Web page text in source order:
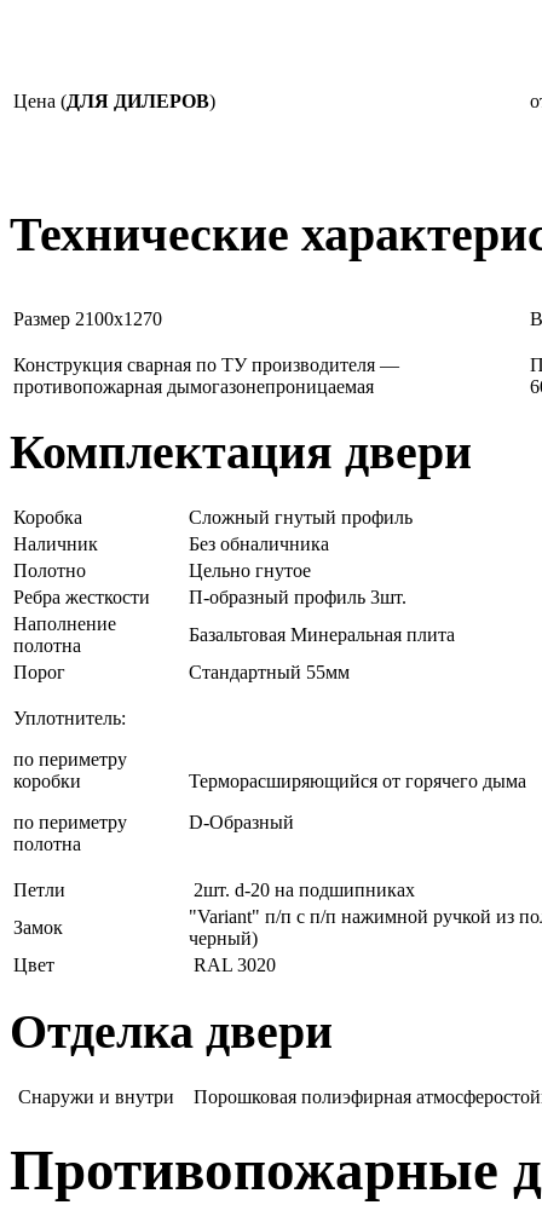
Цена (ДЛЯ ДИЛЕРОВ)
Технические
Размер 2100х1270
Конструкция сварная по ТУ производителя —
противопожарная дымогазонепроницаемая
Комплектация двери
Коробка
Сложный гнутый профиль
Наличник
Без обналичника
Полотно
Цельно гнутое
Ребра жесткости
П-образный профиль 3шт.
Наполнение
полотна
Базальтовая Минеральная плита
Порог
Стандартный 55мм
Уплотнитель:
по периметру
коробки
по периметру
полотна
Терморасширяющийся от горячего дыма
D-Образный
Петли
2шт. d-20 на подшипниках
Замок
"Variant" п/п с п/п нажимной ручкой из
черный)
Цвет
RAL 3020
Отделка двери
Снаружи и внутри Порошковая полиэфирная
Противопожарные